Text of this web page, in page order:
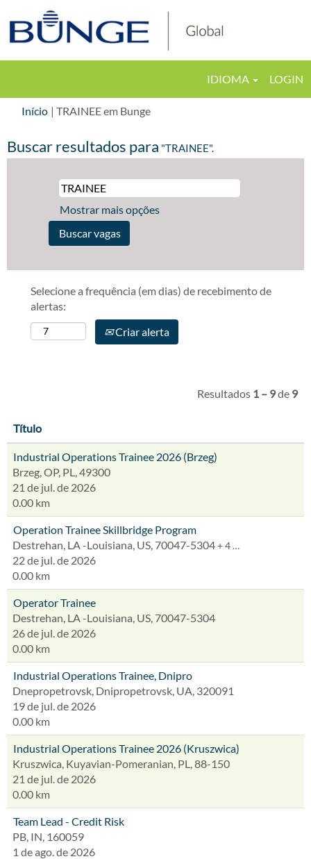
IDIOMA LOGIN
Início | TRAINEE em Bunge(página
Buscar resultados para "TRAINEE".
Mostrar mais opções
Selecione a frequência (em dias) de recebimento de
alertas:
Criar alerta
Resultados 1 – 9de 9
Título
Industrial Operations Trainee 2026 (Brzeg)
Brzeg, OP, PL, 49300
21 de jul. de 2026
0.00 km
Operation Trainee Skillbridge Program
Destrehan, LA -Louisiana, US, 70047-5304+ 4 …
22 de jul. de 2026
0.00 km
Operator Trainee
Destrehan, LA -Louisiana, US, 70047-5304
26 de jul. de 2026
0.00 km
Industrial Operations Trainee, Dnipro
Dnepropetrovsk, Dnipropetrovsk, UA, 320091
19 de jul. de 2026
0.00 km
Industrial Operations Trainee 2026 (Kruszwica)
Kruszwica, Kuyavian-Pomeranian, PL, 88-150
21 de jul. de 2026
0.00 km
Team Lead - Credit Risk
PB, IN, 160059
1 de ago. de 2026